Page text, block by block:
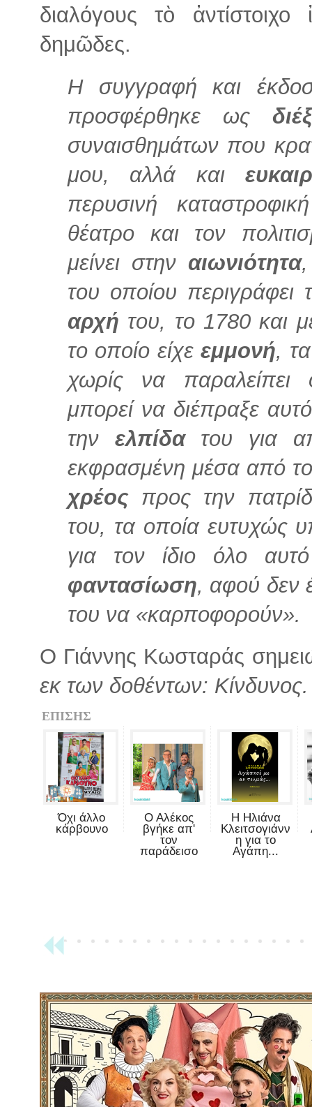
διαλόγους τὸ
δημῶδες.
Η συγγραφή και
προσφέρθηκε ως
συναισθημάτων που
μου, αλλά και
περυσινή
θέατρο και τον
μείνει στην αιωνιότητα
του οποίου περιγράφει
αρχή του, το 1780 και
το οποίο είχεεμμονή,
χωρίς να παραλείπει
μπορεί να διέπραξε
την ελπίδα του για
εκφρασμένη μέσα από
χρέος προς την
του, τα οποία ευτυχώς
για τον ίδιο όλο
φαντασίωση, αφού δεν
του να «καρποφορούν».
Ο Γιάννης Κωσταράς
εκ των δοθέντων: Κίνδυνος.
ΕΠΙΣΗΣ
Όχι άλλο
κάρβουνο
Ο Αλέκος
βγήκε απ'
τον
παράδεισο
Η Ηλιάνα
Κλειτσογιάνν
η για το
Αγάπη...